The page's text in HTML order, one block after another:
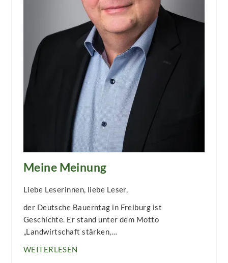
Meine Meinung
Liebe Leserinnen, liebe Leser,
der Deutsche Bauerntag in Freiburg ist
Geschichte. Er stand unter dem Motto
„Landwirtschaft stärken,…
WEITERLESEN